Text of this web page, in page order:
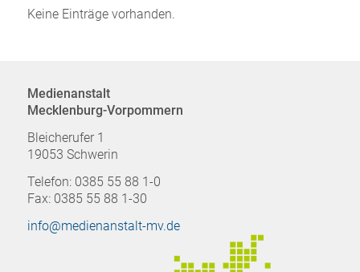
Keine Einträge vorhanden.
Medienanstalt
Mecklenburg-Vorpommern
Bleicherufer 1
19053 Schwerin
Telefon: 0385 55 88 1-0
Fax: 0385 55 88 1-30
info@medienanstalt-mv.de